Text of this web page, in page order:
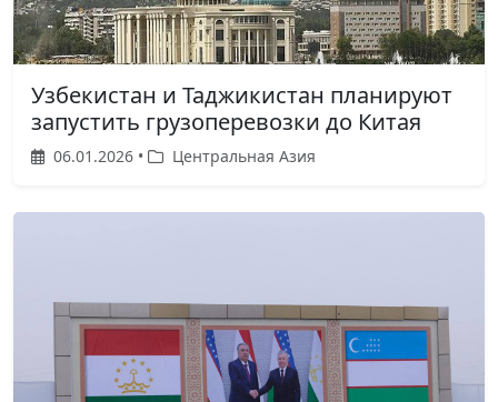
Узбекистан и Таджикистан планируют
запустить грузоперевозки до Китая
06.01.2026 • Центральная Азия